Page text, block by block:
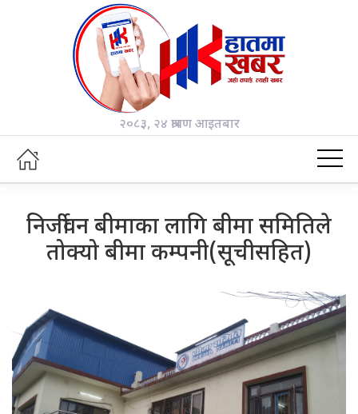
२०८३, २४ श्रावण आइतबार
निर्जीवन बीमाका लागि बीमा समितिले
तोक्यो बीमा कम्पनी(सूचीसहित)